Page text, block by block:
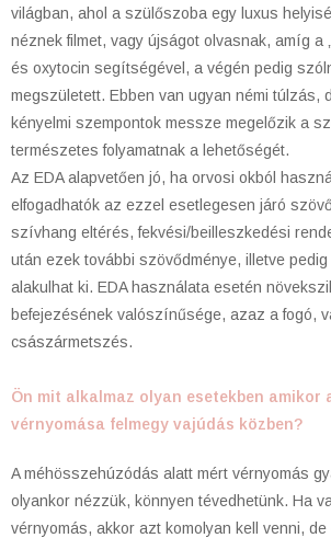
világban, ahol a szülőszoba egy luxus
néznek filmet, vagy újságot olvasnak, amíg a
és oxytocin segítségével, a végén pedig
megszületett. Ebben van ugyan némi túlzás,
kényelmi szempontok messze megelőzik a
természetes folyamatnak a lehetőségét.
Az EDA alapvetően jó, ha orvosi okból
elfogadhatók az ezzel esetlegesen járó
szívhang eltérés, fekvési/beilleszkedési
után ezek további szövődménye, illetve
alakulhat ki. EDA használata esetén
befejezésének valószínűsége, azaz a fogó,
császármetszés.
Ön mit alkalmaz olyan esetekben amikor
vérnyomása felmegy vajúdás közben?
A méhösszehúzódás alatt mért vérnyomás
olyankor nézzük, könnyen tévedhetünk. Ha
vérnyomás, akkor azt komolyan kell venni,